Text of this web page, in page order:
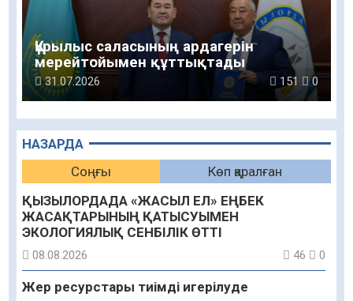
НАЗАРДА
Соңғы
Көп қаралған
ҚЫЗЫЛОРДАДА «ЖАСЫЛ ЕЛ» ЕҢБЕК
ЖАСАҚТАРЫНЫҢ ҚАТЫСУЫМЕН
ЭКОЛОГИЯЛЫҚ СЕНБІЛІК ӨТТІ
08.08.2026 46 0
Жер ресурстары тиімді игерілуде
Құрылыс саласының ардагерін
мерейтойымен құттықтады
31.07.2026 151 0